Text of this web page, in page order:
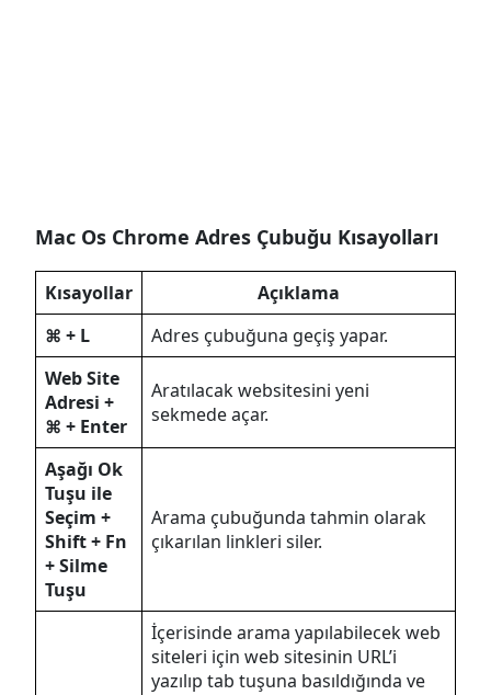
Mac Os Chrome Adres Çubuğu Kısayolları
Kısayollar
Açıklama
⌘ + L
Adres çubuğuna geçiş yapar.
Web Site
Adresi +
⌘ + Enter
Aratılacak websitesini yeni
sekmede açar.
Aşağı Ok
Tuşu ile
Seçim +
Shift + Fn
+ Silme
Tuşu
Arama çubuğunda tahmin olarak
çıkarılan linkleri siler.
İçerisinde arama yapılabilecek web
siteleri için web sitesinin URL’i
yazılıp tab tuşuna basıldığında ve